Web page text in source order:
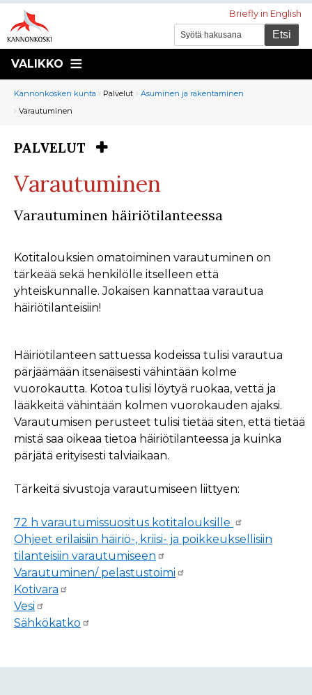
Briefly in English
VALIKKO
Murupolku
You
are
Kannonkosken kunta Palvelut
Asuminen ja rakentaminen
Varautuminen
You
here:
PALVELUT
Varautuminen
Varautuminen häiriötilanteessa
Kotitalouksien omatoiminen varautuminen on
tärkeää sekä henkilölle itselleen että
yhteiskunnalle. Jokaisen kannattaa varautua
häiriötilanteisiin!
Häiriötilanteen sattuessa kodeissa tulisi varautua
pärjäämään itsenäisesti vähintään kolme
vuorokautta. Kotoa tulisi löytyä ruokaa, vettä ja
lääkkeitä vähintään kolmen vuorokauden ajaksi.
Varautumisen perusteet tulisi tietää siten, että tietää
mistä saa oikeaa tietoa häiriötilanteessa ja kuinka
pärjätä erityisesti talviaikaan.
Tärkeitä sivustoja varautumiseen liittyen:
72 h varautumissuositus kotitalouksille
Ohjeet erilaisiin häiriö-, kriisi- ja poikkeuksellisiin
tilanteisiin varautumiseen
Varautuminen/ pelastustoimi
Kotivara
Vesi
Sähkökatko